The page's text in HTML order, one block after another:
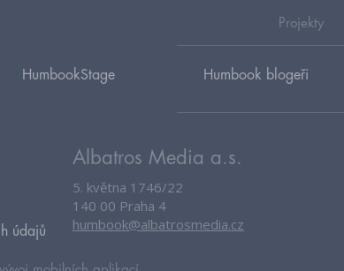
Projekty
HumbookStage Humbook blogeři
údajů
Albatros Media a.s.
5. května 1746/22
140 00 Praha 4
humbook@albatrosmedia.cz